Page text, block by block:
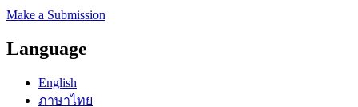
Make a Submission
Language
English
ภาษาไทย